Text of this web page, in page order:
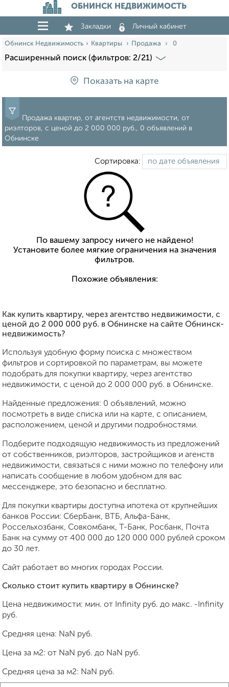
ОБНИНСК НЕДВИЖИМОСТЬ
Закладки Личный кабинет
Обнинск Недвижимость Квартиры Продажа 0
Расширенный поиск (фильтров: 2/21)
Показать на карте
Продажа квартир, от агентств недвижимости, от
риэлторов, c ценой до 2 000 000 руб., 0 объявлений в
Обнинске
Сортировка:
По вашему запросу ничего не найдено!
Установите более мягкие ограничения на значения
фильтров.
Похожие объявления:
Как купить квартиру, через агентство недвижимости, c
ценой до 2 000 000 руб. в Обнинске на сайте Обнинск-
недвижимость?
Используя удобную форму поиска с множеством
фильтров и сортировкой по параметрам, вы можете
подобрать для покупки квартиру, через агентство
недвижимости, c ценой до 2 000 000 руб. в Обнинске.
Найденные предложения: 0 объявлений, можно
посмотреть в виде списка или на карте, с описанием,
расположением, ценой и другими подробностями.
Подберите подходящую недвижимость из предложений
от собственников, риэлторов, застройщиков и агенств
недвижимости, связаться с ними можно по телефону или
написать сообщение в любом удобном для вас
мессенджере, это безопасно и бесплатно.
Для покупки квартиры доступна ипотека от крупнейших
банков России: СберБанк, ВТБ, Альфа-Банк,
Россельхозбанк, Совкомбанк, Т-Банк, Росбанк, Почта
Банк на сумму от 400 000 до 120 000 000 рублей сроком
до 30 лет.
Сайт работает во многих городах России.
Сколько стоит купить квартиру в Обнинске?
Цена недвижимости: мин. от Infinity руб. до макс. -Infinity
руб.
Средняя цена: NaN руб.
Цена за м2: от NaN руб. до NaN руб.
Средняя цена за м2: NaN руб.